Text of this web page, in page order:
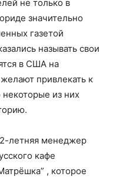
не только в
значительно
газетой
называть свои
в США на
привлекать к
из них
летняя менеджер
кафе
, которое